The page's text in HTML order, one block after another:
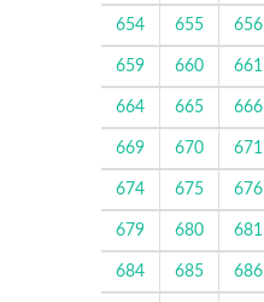
654 655 656
659 660 661
664 665 666
669 670 671
674 675 676
679 680 681
684 685 686